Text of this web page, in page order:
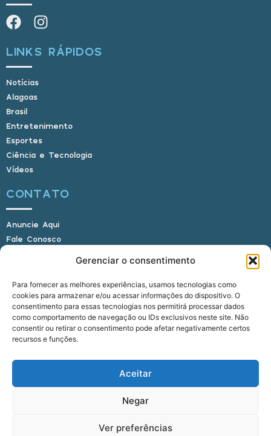
Gerenciar o consentimento
Para fornecer as melhores experiências, usamos tecnologias como
cookies para armazenar e/ou acessar informações do dispositivo. O
consentimento para essas tecnologias nos permitirá processar dados
como comportamento de navegação ou IDs exclusivos neste site. Não
consentir ou retirar o consentimento pode afetar negativamente certos
recursos e funções.
Aceitar
Negar
Ver preferências
LINKS RÁPIDOS
Notícias
Alagoas
Brasil
Entretenimento
Esportes
Ciência e Tecnologia
Vídeos
CONTATO
Anuncie Aqui
Fale Conosco
E-mail: alagoasbrasilnoticias@gmail.com
Telefone: (82) 9 9691-0391 (Whatsapp)
Responsável Técnico: Crysthyan Carlos
Rua do Sau - Centro - Anadia - AL - CEP:
© 2022 - 2026 Alagoas Brasil Notícias. Todos os
direitos reservados.
fiveagência